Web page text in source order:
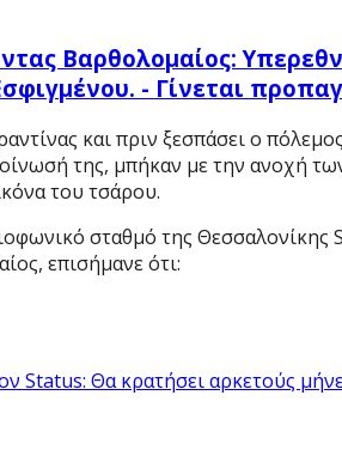
Βαρθολομαίος:
- Γίνεται
και πριν ξεσπάσει ο
της, μπήκαν με την ανοχή
του τσάρου.
σταθμό της Θεσσαλονίκης
επισήμανε ότι: